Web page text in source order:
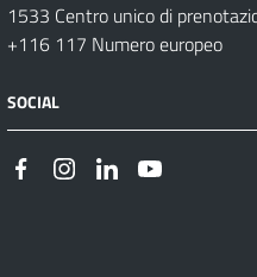
1533 Centro unico di
+116 117 Numero europeo
SOCIAL